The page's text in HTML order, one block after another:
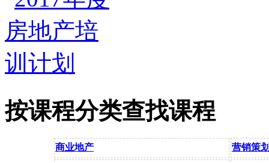
按课程分类查找课程
商业地产 营销策